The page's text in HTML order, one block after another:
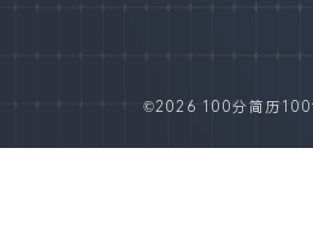
©2026 100分简历